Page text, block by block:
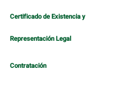
Certificado de Existencia y
Representación Legal
Contratación